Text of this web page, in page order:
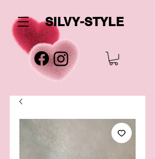
SILVY-STYLE